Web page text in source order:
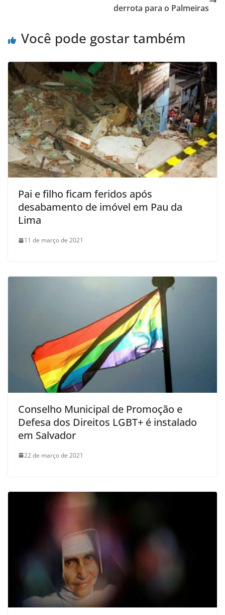
derrota para o Palmeiras
Você pode gostar também
Pai e filho ficam feridos após
desabamento de imóvel em Pau da
Lima
11 de março de 2021
Conselho Municipal de Promoção e
Defesa dos Direitos LGBT+ é instalado
em Salvador
22 de março de 2021